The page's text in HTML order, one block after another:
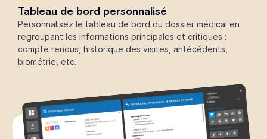
Tableau de bord personnalisé
Personnalisez le tableau de bord du dossier médical en
regroupant les informations principales et critiques :
compte rendus, historique des visites, antécédents,
biométrie, etc.